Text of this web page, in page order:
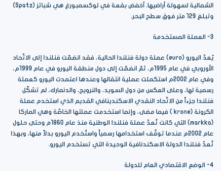
الشمالية لسهولة أراضيها. أخفض بقعة في لوكسمبورغ هي شباتز (Spatz)
وتبلغ 129 متر فوق سطح البحر.
3- العملة المستخدمة
يُعدّ اليورو (euro) عملة دولة فنلندا الحالية، فقد انضمّت فنلندا إلى الاتّحاد
الأوروبي في عام 1995م، ثمّ انضمّت إلى دول منطقة اليورو في عام 1999م،
وفي عام 2002م استكملت عملية انتقالها وعندها اعتمدت اليورو كعملة
رسمية لها، وعلى العكس من دول السويد، والنرويج، والدنمارك، لم تشكّل
فنلندا جزءاً من الاتّحاد النقدي الاسكندينافي القديم الذي استخدم عملة
الكرونة (krone ) فيما مضى، وإنما استخدمت عملتها الخاصّة وهي الماركا
(markka) التي كانت تُعدّ عملة فنلندا الوطنية منذ عام 1860م وحتى حلول
عام 2002م عندما توقّف استخدامها رسمياً واستُخدم اليورو بدلاً منها، وبهذا
تُعدّ فنلندا الدولة الاسكندنافية الوحيدة التي تستخدم اليورو.
4- الوضع الاقتصادي العام للدولة